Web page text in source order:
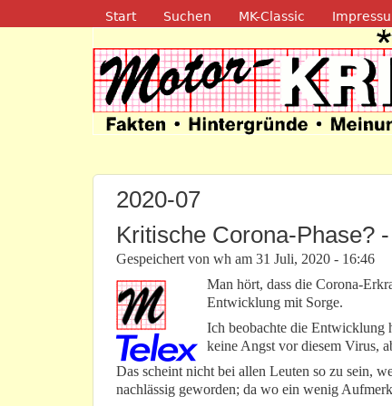
Navigation
Start Suchen MK-Classic
Motor-
2020-07
Kritische Corona-Phase?
Gespeichert von wh am 31 Juli, 2020 - 16:46
Man hört, dass die Corona-
Entwicklung mit Sorge.
Ich beobachte die Entwicklung
keine Angst vor diesem Virus,
Das scheint nicht bei allen Leuten so zu sein,
nachlässig geworden; da wo ein wenig